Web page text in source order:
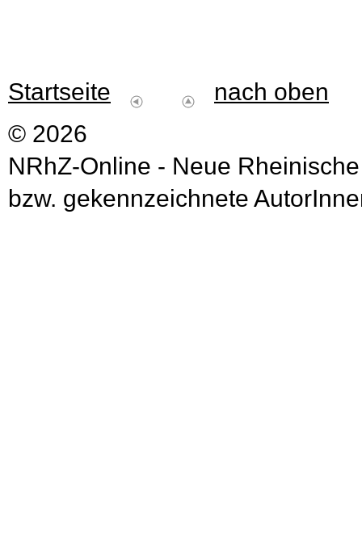
Startseite
nach oben
© 2026
NRhZ-Online - Neue
bzw. gekennzeichnete